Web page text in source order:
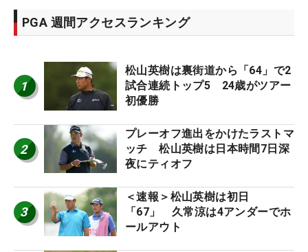
PGA 週間アクセスランキング
1
松山英樹は裏街道から「64」で2
試合連続トップ5 24歳がツアー
初優勝
2
プレーオフ進出をかけたラストマ
ッチ 松山英樹は日本時間7日深
夜にティオフ
3
＜速報＞松山英樹は初日
「67」 久常涼は4アンダーでホ
ールアウト